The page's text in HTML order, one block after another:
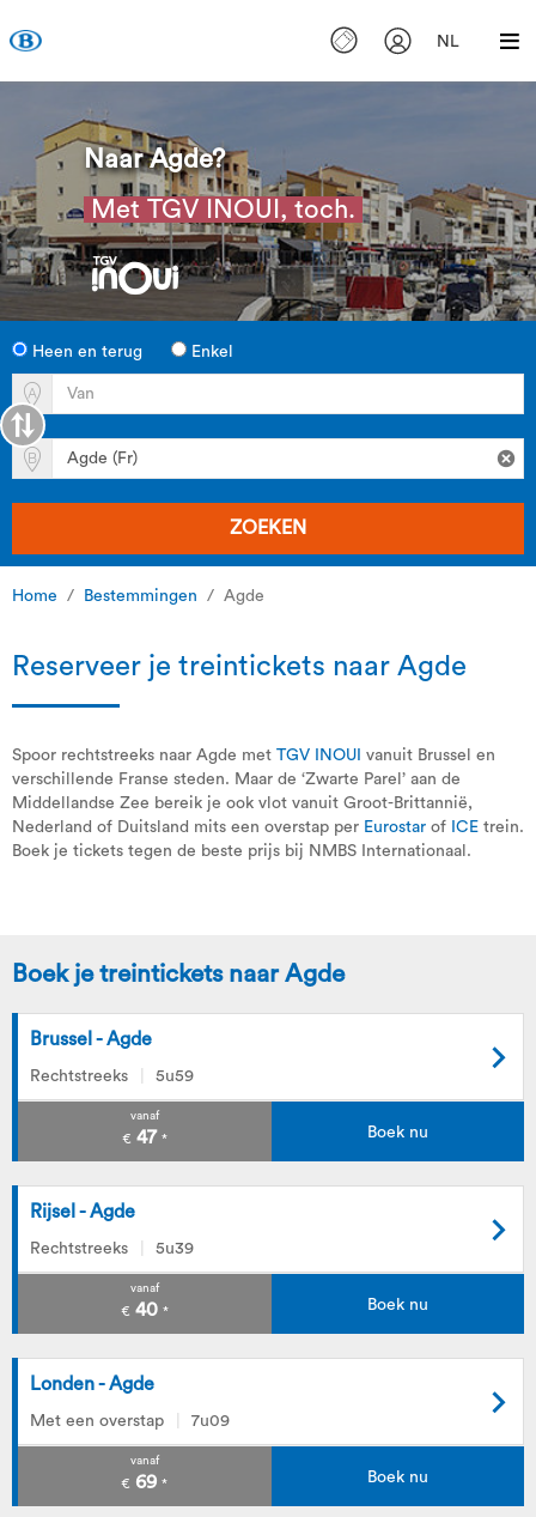
NL
Naar Agde?
Met TGV INOUI, toch.
Heen en terug Enkel
ZOEKEN
Home Bestemmingen Agde
Reserveer je treintickets naar Agde
Spoor rechtstreeks naar Agde met TGV INOUI vanuit Brussel en
verschillende Franse steden. Maar de ‘Zwarte Parel’ aan de
Middellandse Zee bereik je ook vlot vanuit Groot-Brittannië,
Nederland of Duitsland mits een overstap per Eurostar of ICE trein.
Boek je tickets tegen de beste prijs bij NMBS Internationaal.
Boek je treintickets naar Agde
Brussel - Agde
Rechtstreeks 5u59
vanaf
€ 47 * Boek nu
Rijsel - Agde
Rechtstreeks 5u39
vanaf
€ 40 * Boek nu
Londen - Agde
Met een overstap 7u09
vanaf
€ 69 * Boek nu